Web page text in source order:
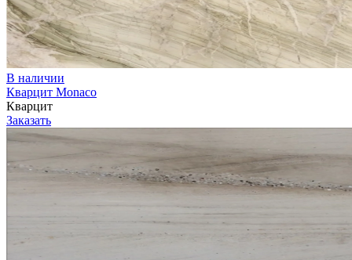
В наличии
Кварцит Monaco
Кварцит
Заказать